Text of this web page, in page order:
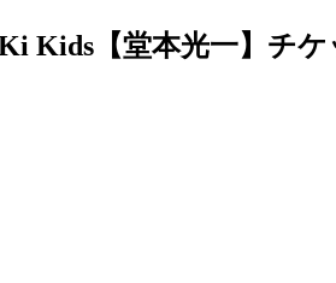
Kids【堂本光一】チ